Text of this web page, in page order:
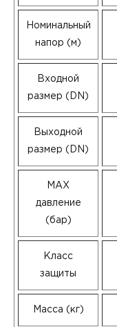
Номинальный
напор (м)
Входной
размер (DN)
Выходной
размер (DN)
MAX
давление
(бар)
Класс
защиты
Масса (кг)